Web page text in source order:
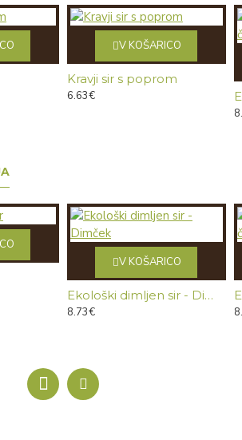
Kravji sir s poprom
6.63€
V KOŠARICO
Ekološki dimljen sir - Dimček
8.73€
V KOŠARICO